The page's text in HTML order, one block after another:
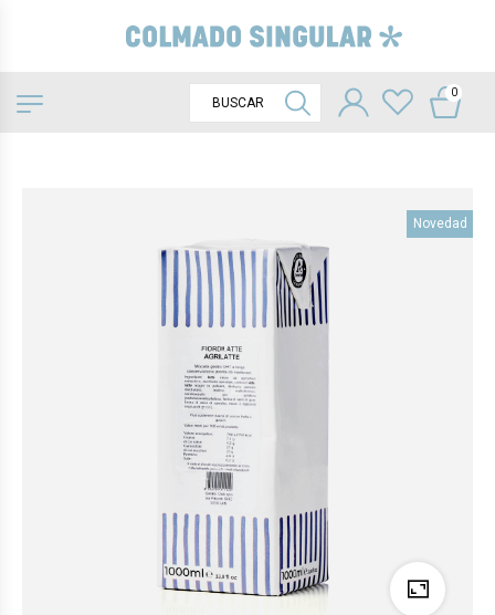
0
Novedad